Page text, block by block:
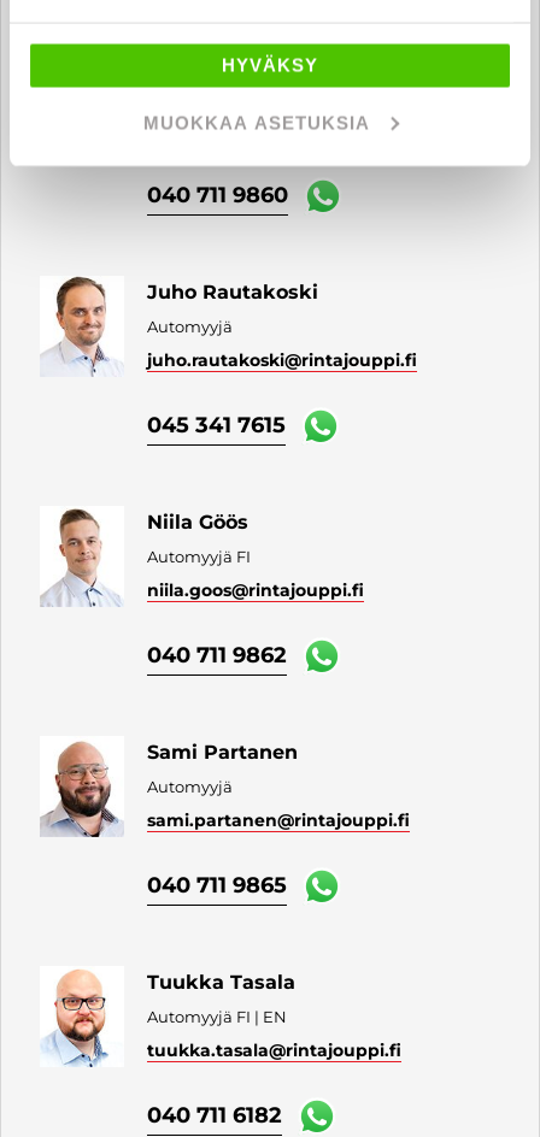
HYVÄKSY
MUOKKAA ASETUKSIA
Sami Tyni
sami.tyni@rintajouppi.fi
040 711 9860
Juho Rautakoski
Automyyjä
juho.rautakoski@rintajouppi.fi
045 341 7615
Niila Göös
Automyyjä FI
niila.goos@rintajouppi.fi
040 711 9862
Sami Partanen
Automyyjä
sami.partanen@rintajouppi.fi
040 711 9865
Tuukka Tasala
Automyyjä FI | EN
tuukka.tasala@rintajouppi.fi
040 711 6182